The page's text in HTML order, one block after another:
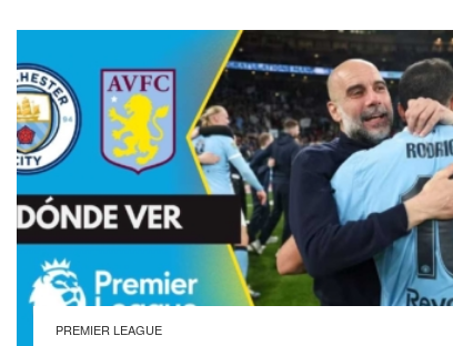
PREMIER LEAGUE